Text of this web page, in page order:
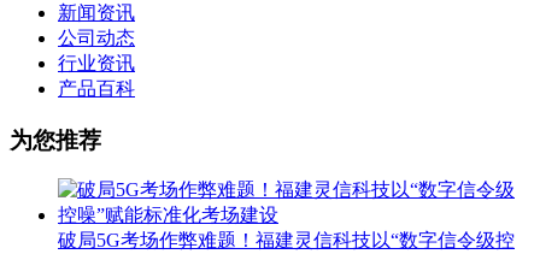
新闻资讯
公司动态
行业资讯
产品百科
为您推荐
破局5G考场作弊难题！福建灵信科技以“数字信令级控